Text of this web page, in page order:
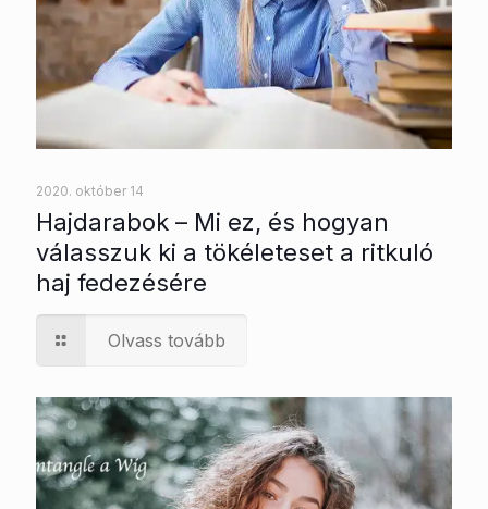
2020. október 14
Hajdarabok – Mi ez, és hogyan
válasszuk ki a tökéleteset a ritkuló
haj fedezésére
Olvass tovább